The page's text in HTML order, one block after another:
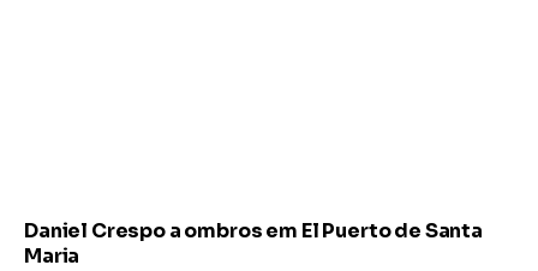
Daniel Crespo a ombros em El Puerto de Santa
Maria